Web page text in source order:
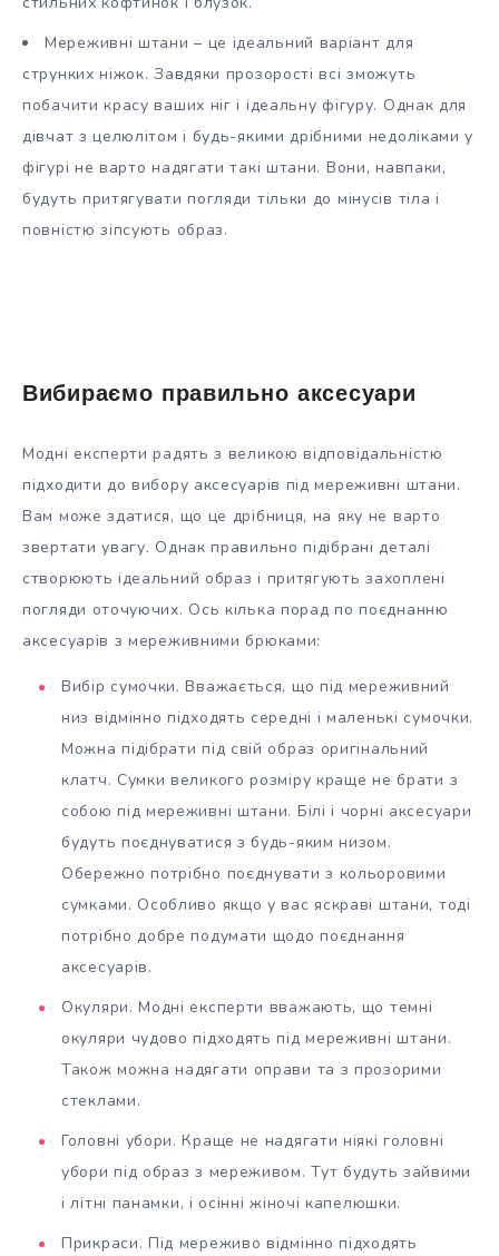
Мереживні штани – це ідеальний варіант для
струнких ніжок. Завдяки прозорості всі зможуть
побачити красу ваших ніг і ідеальну фігуру. Однак для
дівчат з целюлітом і будь-якими дрібними недоліками у
фігурі не варто надягати такі штани. Вони, навпаки,
будуть притягувати погляди тільки до мінусів тіла і
повністю зіпсують образ.
Вибираємо правильно аксесуари
Модні експерти радять з великою відповідальністю
підходити до вибору аксесуарів під мереживні штани.
Вам може здатися, що це дрібниця, на яку не варто
звертати увагу. Однак правильно підібрані деталі
створюють ідеальний образ і притягують захоплені
погляди оточуючих. Ось кілька порад по поєднанню
аксесуарів з мереживними брюками:
Вибір сумочки. Вважається, що під мереживний
низ відмінно підходять середні і маленькі сумочки.
Можна підібрати під свій образ оригінальний
клатч. Сумки великого розміру краще не брати з
собою під мереживні штани. Білі і чорні аксесуари
будуть поєднуватися з будь-яким низом.
Обережно потрібно поєднувати з кольоровими
сумками. Особливо якщо у вас яскраві штани, тоді
потрібно добре подумати щодо поєднання
аксесуарів.
Окуляри. Модні експерти вважають, що темні
окуляри чудово підходять під мереживні штани.
Також можна надягати оправи та з прозорими
стеклами.
Головні убори. Краще не надягати ніякі головні
убори під образ з мереживом. Тут будуть зайвими
і літні панамки, і осінні жіночі капелюшки.
Прикраси. Під мереживо відмінно підходять